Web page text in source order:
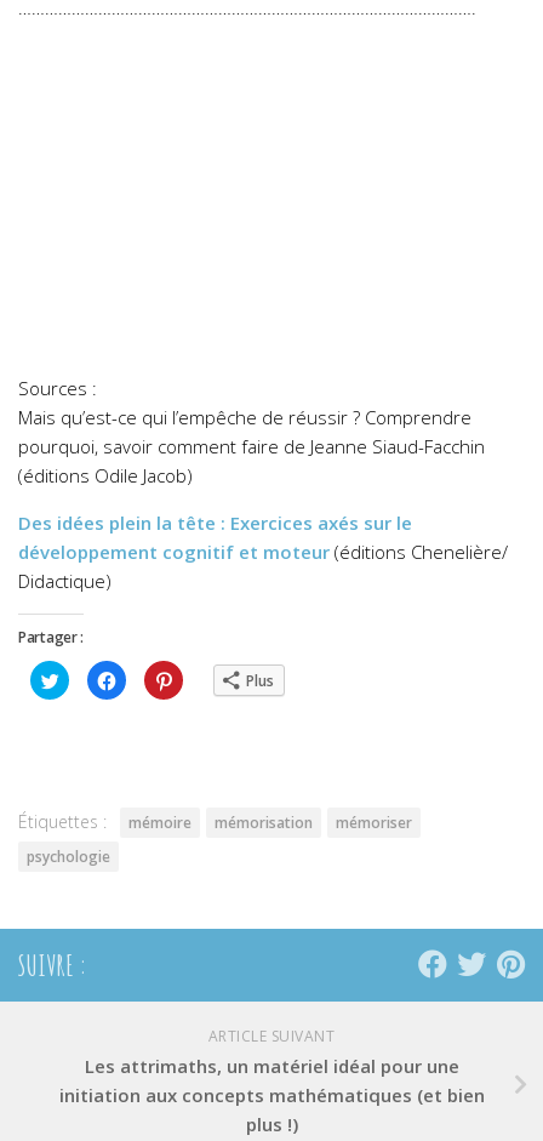
………………………………………………………………………………………….
Sources :
Mais qu’est-ce qui l’empêche de réussir ? Comprendre
pourquoi, savoir comment faire de Jeanne Siaud-Facchin
(éditions Odile Jacob)
Des idées plein la tête : Exercices axés sur le
développement cognitif et moteur (éditions Chenelière/
Didactique)
Partager :
Cliquez
pour
partager
Cliquez
pour
partager
Cliquez
pour Plus
Étiquettes : mémoire mémorisation
mémoriser
psychologie
SUIVRE :
ARTICLE SUIVANT
Les attrimaths, un matériel idéal pour une
initiation aux concepts mathématiques (et bien
plus !)